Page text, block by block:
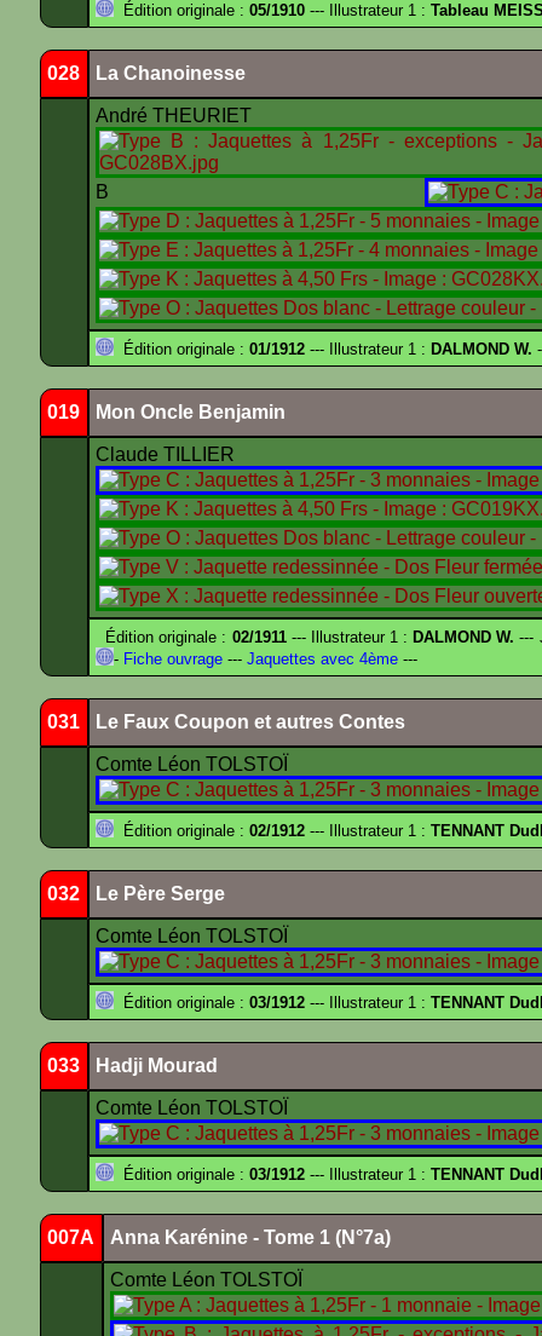
Édition originale : 05/1910 --- Illustrateur 1 : Tableau
028 La Chanoinesse
André THEURIET
B
Édition originale : 01/1912 --- Illustrateur 1 : DALMOND W.
019 Mon Oncle Benjamin
Claude TILLIER
Édition originale : 02/1911--- Illustrateur 1 : DALMOND W. ---
- Fiche ouvrage --- Jaquettes avec 4ème ---
031 Le Faux Coupon et autres Contes
Comte Léon TOLSTOÏ
Édition originale : 02/1912 --- Illustrateur 1 : TENNANT
032 Le Père Serge
Comte Léon TOLSTOÏ
Édition originale : 03/1912 --- Illustrateur 1 : TENNANT
033 Hadji Mourad
Comte Léon TOLSTOÏ
Édition originale : 03/1912 --- Illustrateur 1 : TENNANT
007A Anna Karénine - Tome 1 (N°7a)
Comte Léon TOLSTOÏ